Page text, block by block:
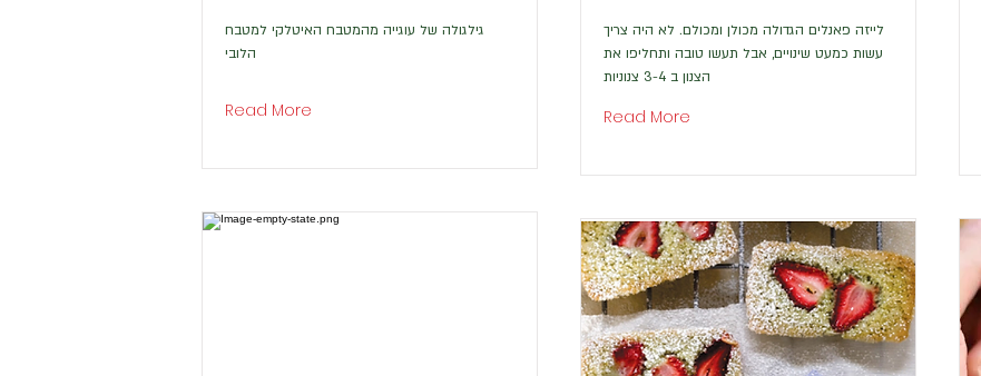
גילגולה של עוגייה מהמטבח האיטלקי למטבח
הלובי
Read More
לייזה פאנלים הגדולה מכולן ומכולם. לא היה צריך
עשות כמעט שינויים, אבל תעשו טובה ותחליפו את
הצנון ב 3-4 צנוניות
Read More